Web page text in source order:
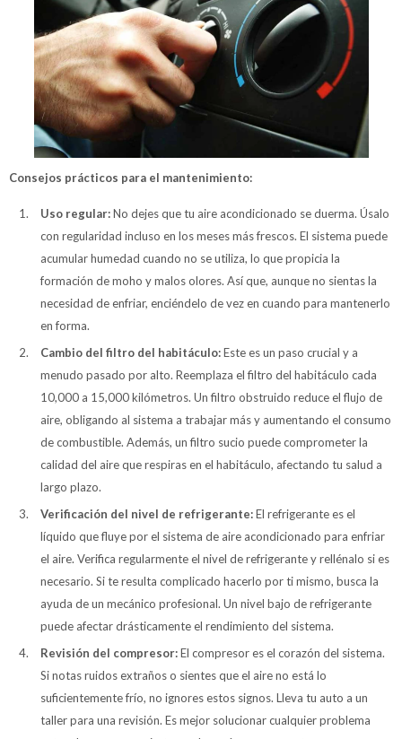
Consejos prácticos para el mantenimiento:
Uso regular:No dejes que tu aire acondicionado se duerma. Úsalo
con regularidad incluso en los meses más frescos. El sistema puede
acumular humedad cuando no se utiliza, lo que propicia la
formación de moho y malos olores. Así que, aunque no sientas la
necesidad de enfriar, enciéndelo de vez en cuando para mantenerlo
en forma.
Cambio del filtro del habitáculo:Este es un paso crucial y a
menudo pasado por alto. Reemplaza el filtro del habitáculo cada
10,000 a 15,000 kilómetros. Un filtro obstruido reduce el flujo de
aire, obligando al sistema a trabajar más y aumentando el consumo
de combustible. Además, un filtro sucio puede comprometer la
calidad del aire que respiras en el habitáculo, afectando tu salud a
largo plazo.
Verificación del nivel de refrigerante:El refrigerante es el
líquido que fluye por el sistema de aire acondicionado para enfriar
el aire. Verifica regularmente el nivel de refrigerante y rellénalo si es
necesario. Si te resulta complicado hacerlo por ti mismo, busca la
ayuda de un mecánico profesional. Un nivel bajo de refrigerante
puede afectar drásticamente el rendimiento del sistema.
Revisión del compresor:El compresor es el corazón del sistema.
Si notas ruidos extraños o sientes que el aire no está lo
suficientemente frío, no ignores estos signos. Lleva tu auto a un
taller para una revisión. Es mejor solucionar cualquier problema